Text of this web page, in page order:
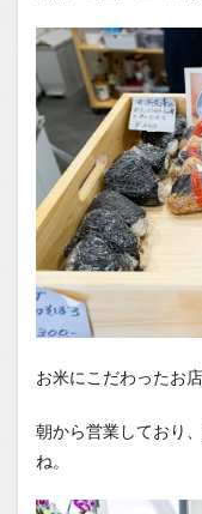
お米にこだわったお
朝から営業しており
ね。